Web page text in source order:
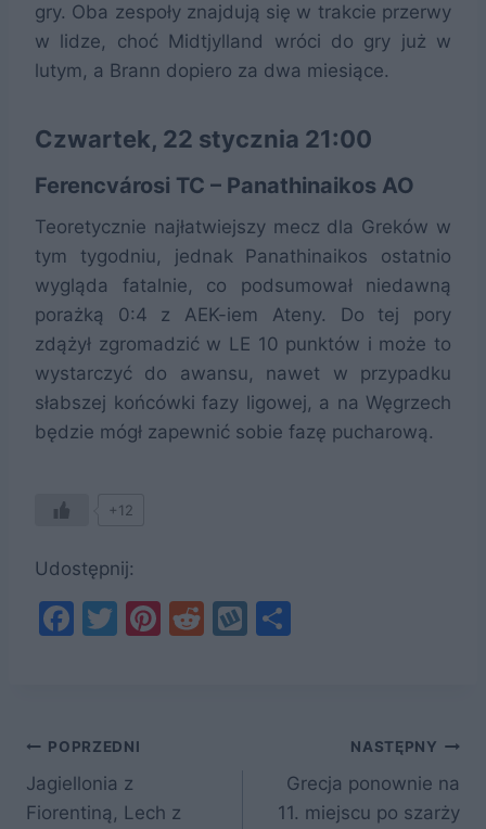
gry. Oba zespoły znajdują się w trakcie przerwy
w lidze, choć Midtjylland wróci do gry już w
lutym, a Brann dopiero za dwa miesiące.
Czwartek, 22 stycznia 21:00
Ferencvárosi TC – Panathinaikos AO
Teoretycznie najłatwiejszy mecz dla Greków w
tym tygodniu, jednak Panathinaikos ostatnio
wygląda fatalnie, co podsumował niedawną
porażką 0:4 z AEK-iem Ateny. Do tej pory
zdążył zgromadzić w LE 10 punktów i może to
wystarczyć do awansu, nawet w przypadku
słabszej końcówki fazy ligowej, a na Węgrzech
będzie mógł zapewnić sobie fazę pucharową.
+12
Udostępnij:
F
b
o
T
Pi
R
W
Nawigacja
wpisu
POPRZEDNI
Jagiellonia z
Fiorentiną, Lech z
NASTĘPNY
Grecja ponownie na
11. miejscu po szarży